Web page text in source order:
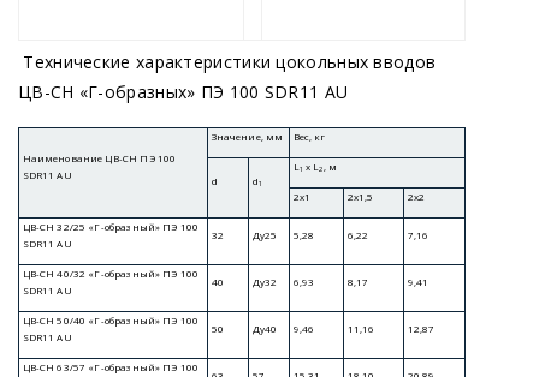
Технические характеристики цокольных вводов
ЦВ-СН «Г-образных» ПЭ 100 SDR11 AU